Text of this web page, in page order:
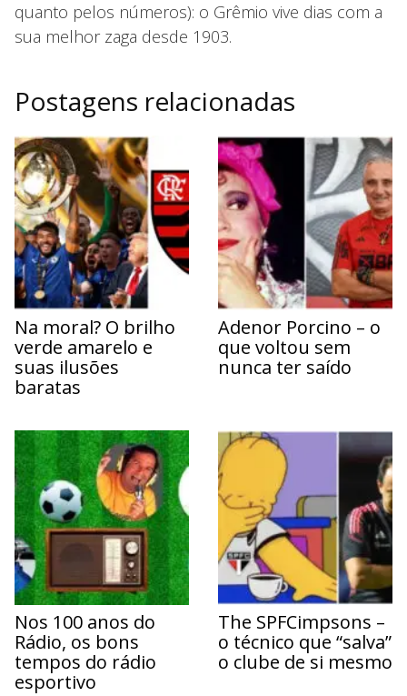
quanto pelos números): o Grêmio vive dias com a
sua melhor zaga desde 1903.
Postagens relacionadas
Na moral? O brilho
verde amarelo e
suas ilusões
baratas
Adenor Porcino – o
que voltou sem
nunca ter saído
Nos 100 anos do
Rádio, os bons
tempos do rádio
esportivo
The SPFCimpsons –
o técnico que “salva”
o clube de si mesmo